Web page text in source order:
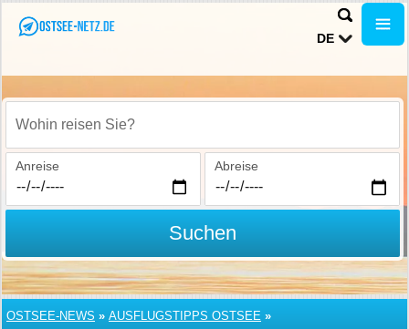
DE
Wohin reisen Sie?
Anreise Abreise
Suchen
OSTSEE-NEWS » AUSFLUGSTIPPS OSTSEE »